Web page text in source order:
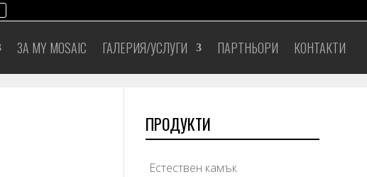
ЗА MY MOSAIC ГАЛЕРИЯ/УСЛУГИ ПАРТНЬОРИ КОНТАКТИ
ПРОДУКТИ
Естествен камък